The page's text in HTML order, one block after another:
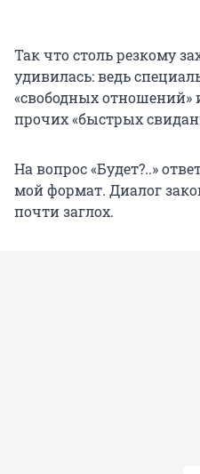
Так что столь резкому
удивилась: ведь
«свободных отношений»
прочих «быстрых
На вопрос «Будет?..»
мой формат. Диалог
почти заглох.